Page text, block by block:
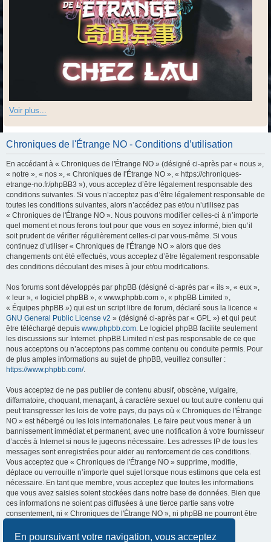
En poursuivant votre navigation, vous acceptez
Voir plus...
Chroniques de l'Étrange NO - Conditions d’utilisation
En accédant à « Chroniques de l'Étrange NO » (désigné ci-après par « nous »,
« notre », « nos », « Chroniques de l'Étrange NO », « https://chroniques-
etrange-no.fr/phpBB3 »), vous acceptez d’être légalement responsable des
conditions suivantes. Si vous n’acceptez pas d’être légalement responsable de
toutes les conditions suivantes, alors n’accédez pas et/ou n’utilisez pas
« Chroniques de l'Étrange NO ». Nous pouvons modifier celles-ci à n’importe
quel moment et nous ferons tout pour que vous en soyez informé, bien qu’il
soit prudent de vérifier régulièrement celles-ci par vous-même. Si vous
continuez d’utiliser « Chroniques de l'Étrange NO » alors que des
changements ont été effectués, vous acceptez d’être légalement responsable
des conditions découlant des mises à jour et/ou modifications.
Nos forums sont développés par phpBB (désigné ci-après par « ils », « eux »,
« leur », « logiciel phpBB », « www.phpbb.com », « phpBB Limited »,
« Équipes phpBB ») qui est un script libre de forum, déclaré sous la licence «
GNU General Public License v2 » (désigné ci-après par « GPL ») et qui peut
être téléchargé depuis www.phpbb.com . Le logiciel phpBB facilite seulement
les discussions sur Internet. phpBB Limited n’est pas responsable de ce que
nous acceptons ou n’acceptons pas comme contenu ou conduite permis. Pour
de plus amples informations au sujet de phpBB, veuillez consulter :
https://www.phpbb.com/.
Vous acceptez de ne pas publier de contenu abusif, obscène, vulgaire,
diffamatoire, choquant, menaçant, à caractère sexuel ou tout autre contenu qui
peut transgresser les lois de votre pays, du pays où « Chroniques de l'Étrange
NO » est hébergé ou les lois internationales. Le faire peut vous mener à un
bannissement immédiat et permanent, avec une notification à votre fournisseur
d’accès à Internet si nous le jugeons nécessaire. Les adresses IP de tous les
messages sont enregistrées pour aider au renforcement de ces conditions.
Vous acceptez que « Chroniques de l'Étrange NO » supprime, modifie,
déplace ou verrouille n’importe quel sujet lorsque nous estimons que cela est
nécessaire. En tant que membre, vous acceptez que toutes les informations
que vous avez saisies soient stockées dans notre base de données. Bien que
ces informations ne soient pas diffusées à une tierce partie sans votre
consentement, ni « Chroniques de l'Étrange NO », ni phpBB ne pourront être
compromettre les données.